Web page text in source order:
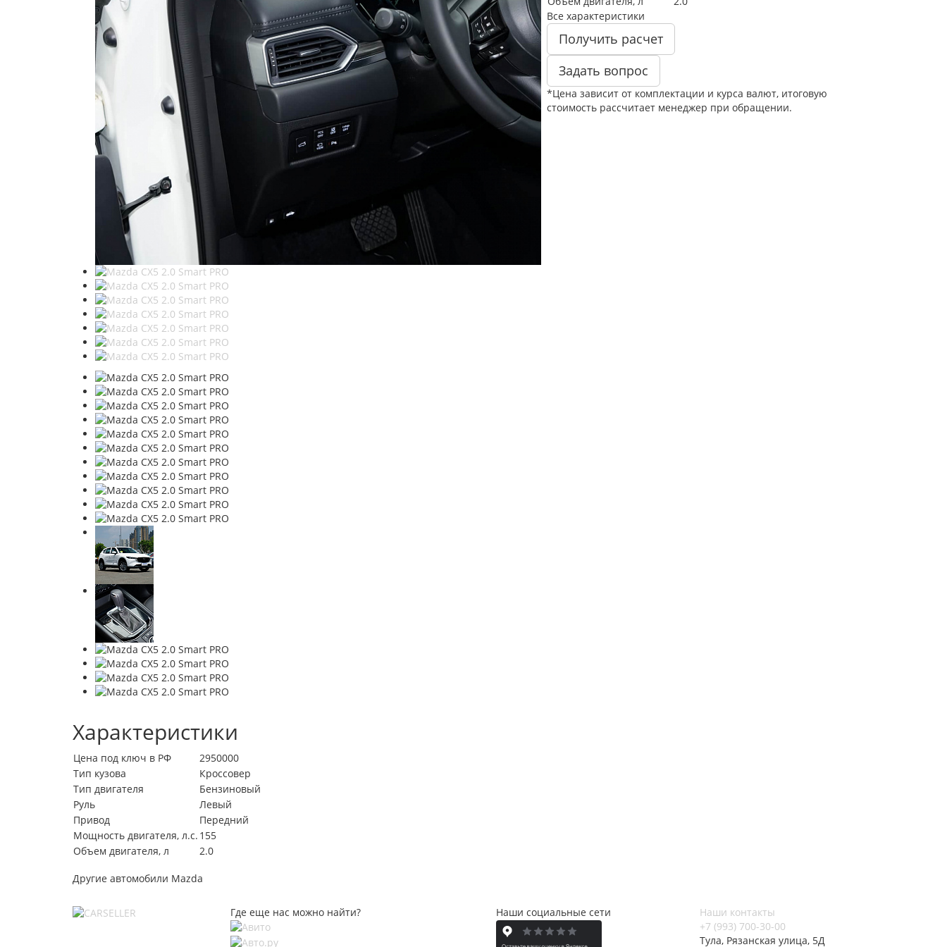
Все характеристики
Получить расчет
Задать вопрос
*Цена зависит от комплектации и курса валют, итоговую
стоимость рассчитает менеджер при обращении.
Характеристики
Цена под ключ в РФ
2950000
Тип кузова
Кроссовер
Тип двигателя
Бензиновый
Руль
Левый
Привод
Передний
Мощность двигателя, л.с. 155
Объем двигателя, л
2.0
Другие автомобили Mazda
Где еще нас можно найти? Наши социальные сети
Наши контакты
+7 (993) 700-30-00
Тула, Рязанская улица, 5Д